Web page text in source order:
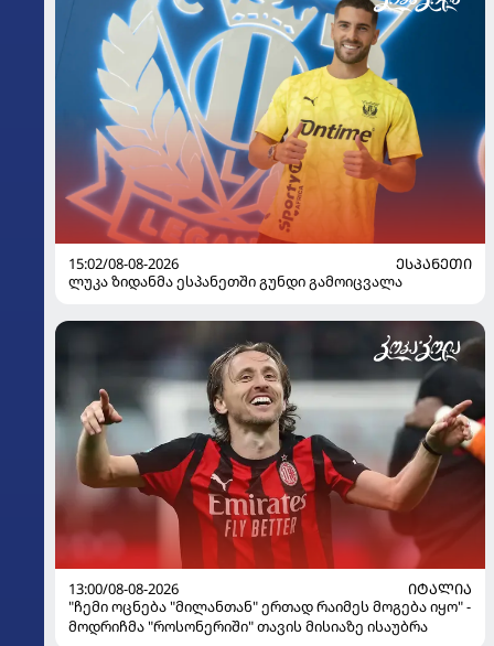
15:02/08-08-2026
ᲔᲡᲞᲐᲜᲔᲗᲘ
ლუკა ზიდანმა ესპანეთში გუნდი გამოიცვალა
13:00/08-08-2026
ᲘᲢᲐᲚᲘᲐ
"ჩემი ოცნება "მილანთან" ერთად რაიმეს მოგება იყო" -
მოდრიჩმა "როსონერიში" თავის მისიაზე ისაუბრა